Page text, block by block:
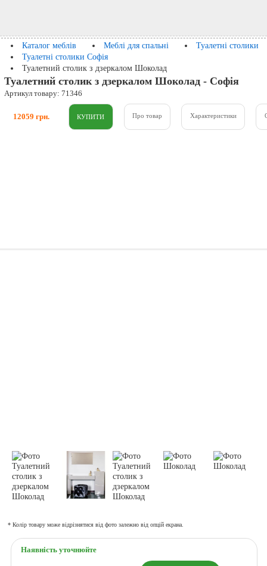
Каталог меблів Меблі для спальні
Туалетні столики
Туалетні столики Софія
Туалетний столик з дзеркалом Шоколад
Туалетний столик з дзеркалом Шоколад - Софія
Артикул товару: 71346
12059 грн. Про товар Характеристики
* Колір товару може відрізнятися від фото залежно від опцій екрана.
Наявність уточнюйте